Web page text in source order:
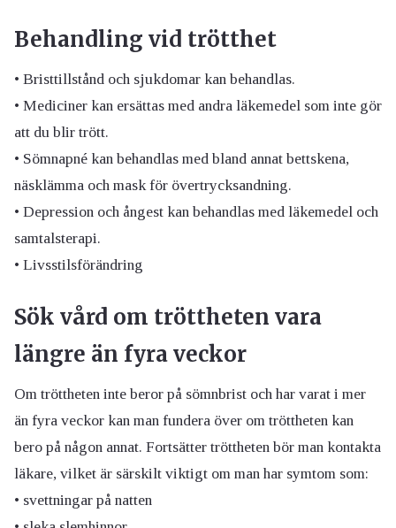
Behandling vid trötthet
• Bristtillstånd och sjukdomar kan behandlas.
• Mediciner kan ersättas med andra läkemedel som inte gör
att du blir trött.
• Sömnapné kan behandlas med bland annat bettskena,
näsklämma och mask för övertrycksandning.
• Depression och ångest kan behandlas med läkemedel och
samtalsterapi.
• Livsstilsförändring
Sök vård om tröttheten vara
längre än fyra veckor
Om tröttheten inte beror på sömnbrist och har varat i mer
än fyra veckor kan man fundera över om tröttheten kan
bero på någon annat. Fortsätter tröttheten bör man kontakta
läkare, vilket är särskilt viktigt om man har symtom som:
• svettningar på natten